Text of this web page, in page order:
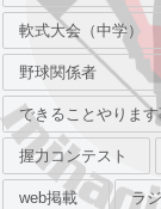
軟式大会（中学）
野球関係者
できることやりま
握力コンテスト
web掲載 ラ